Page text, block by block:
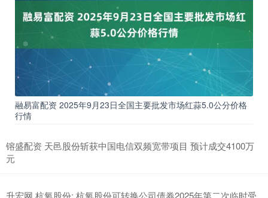
融易富配资 2025年9月23日全国主要批发市场红蒜5.0公分价格
行情
镕盛配资 天邑股份斩获中国电信双频宽带项目 预计成交4100万
元
升宏网 杭氧股份: 杭氧股份可转换公司债券2025年第二次临时受